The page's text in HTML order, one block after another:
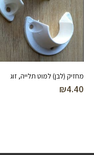
מחזיק (לבן) למוט תלייה, זוג
₪4.40